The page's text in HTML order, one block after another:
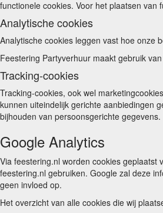
functionele cookies. Voor het plaatsen
Analytische cookies
Analytische cookies leggen vast hoe onze
Feestering Partyverhuur maakt gebruik
Tracking-cookies
Tracking-cookies, ook wel
kunnen uiteindelijk gerichte aanbiedingen
bijhouden van persoonsgerichte gegevens.
Google Analytics
Via feestering.nl worden cookies geplaatst
feestering.nl gebruiken. Google zal deze
geen invloed op.
Het overzicht van alle cookies die wij